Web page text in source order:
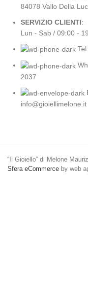
84078 Vallo Della
SERVIZIO CLIENTI:
Lun - Sab / 09:00 -
2037
info@gioiellimelone.it
“Il Gioiello” di Melone
Sfera eCommerce by web